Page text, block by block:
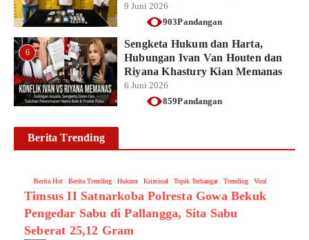
9 Juni 2026
903Pandangan
6
Sengketa Hukum dan Harta,
Hubungan Ivan Van Houten dan
Riyana Khastury Kian Memanas
6 Juni 2026
859Pandangan
Berita Trending
Berita Hot Berita Trending Hukum Kriminal Topik Terhangat Trending Viral
Timsus II Satnarkoba Polresta Gowa Bekuk
Pengedar Sabu di Pallangga, Sita Sabu
Seberat 25,12 Gram